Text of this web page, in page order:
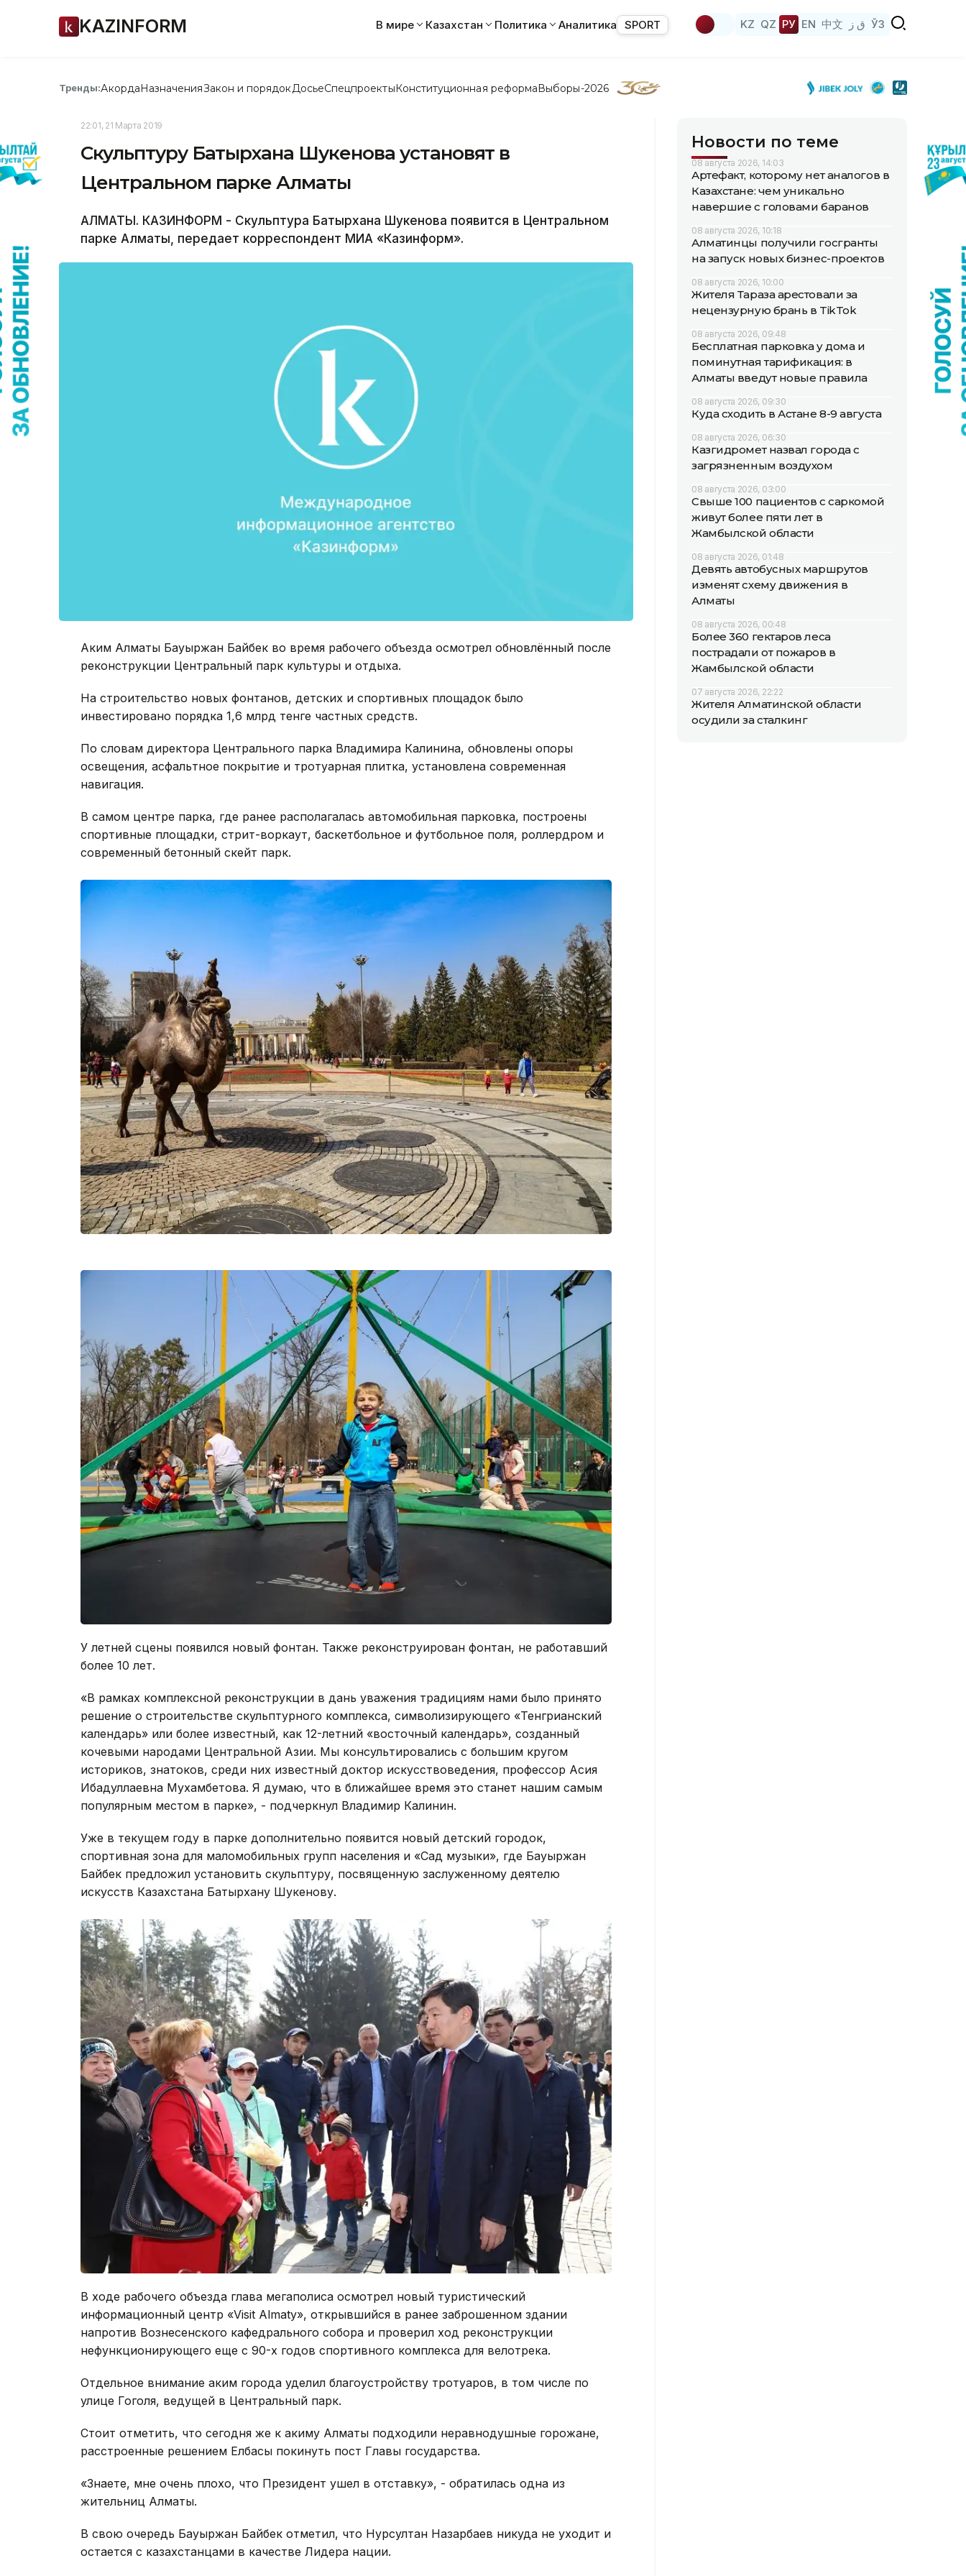
KAZINFORM В мире Казахстан Политика Аналитика SPORT KZ QZ РУ EN 中文 ق ز ЎЗ
Тренды:АкордаНазначенияЗакон и порядок ДосьеСпецпроектыКонституционная реформаВыборы-2026
22:01, 21 Марта 2019
Скульптуру Батырхана Шукенова установят в
Центральном парке Алматы
АЛМАТЫ. КАЗИНФОРМ - Скульптура Батырхана Шукенова появится в Центральном
парке Алматы, передает корреспондент МИА «Казинформ».
Аким Алматы Бауыржан Байбек во время рабочего объезда осмотрел обновлённый после
реконструкции Центральный парк культуры и отдыха.
На строительство новых фонтанов, детских и спортивных площадок было
инвестировано порядка 1,6 млрд тенге частных средств.
По словам директора Центрального парка Владимира Калинина, обновлены опоры
освещения, асфальтное покрытие и тротуарная плитка, установлена современная
навигация.
В самом центре парка, где ранее располагалась автомобильная парковка, построены
спортивные площадки, стрит-воркаут, баскетбольное и футбольное поля, роллердром и
современный бетонный скейт парк.
У летней сцены появился новый фонтан. Также реконструирован фонтан, не работавший
более 10 лет.
«В рамках комплексной реконструкции в дань уважения традициям нами было принято
решение о строительстве скульптурного комплекса, символизирующего «Тенгрианский
календарь» или более известный, как 12-летний «восточный календарь», созданный
кочевыми народами Центральной Азии. Мы консультировались с большим кругом
историков, знатоков, среди них известный доктор искусствоведения, профессор Асия
Ибадуллаевна Мухамбетова. Я думаю, что в ближайшее время это станет нашим самым
популярным местом в парке», - подчеркнул Владимир Калинин.
Уже в текущем году в парке дополнительно появится новый детский городок,
спортивная зона для маломобильных групп населения и «Сад музыки», где Бауыржан
Байбек предложил установить скульптуру, посвященную заслуженному деятелю
искусств Казахстана Батырхану Шукенову.
В ходе рабочего объезда глава мегаполиса осмотрел новый туристический
информационный центр «Visit Almaty», открывшийся в ранее заброшенном здании
напротив Вознесенского кафедрального собора и проверил ход реконструкции
нефункционирующего еще с 90-х годов спортивного комплекса для велотрека.
Отдельное внимание аким города уделил благоустройству тротуаров, в том числе по
улице Гоголя, ведущей в Центральный парк.
Стоит отметить, что сегодня же к акиму Алматы подходили неравнодушные горожане,
расстроенные решением Елбасы покинуть пост Главы государства.
«Знаете, мне очень плохо, что Президент ушел в отставку», - обратилась одна из
жительниц Алматы.
В свою очередь Бауыржан Байбек отметил, что Нурсултан Назарбаев никуда не уходит и
остается с казахстанцами в качестве Лидера нации.
Новости по теме
08 августа 2026, 14:03
Артефакт, которому нет аналогов в
Казахстане: чем уникально
навершие с головами баранов
08 августа 2026, 10:18
Алматинцы получили госгранты
на запуск новых бизнес-проектов
08 августа 2026, 10:00
Жителя Тараза арестовали за
нецензурную брань в TikTok
08 августа 2026, 09:48
Бесплатная парковка у дома и
поминутная тарификация: в
Алматы введут новые правила
08 августа 2026, 09:30
Куда сходить в Астане 8-9 августа
08 августа 2026, 06:30
Казгидромет назвал города с
загрязненным воздухом
08 августа 2026, 03:00
Свыше 100 пациентов с саркомой
живут более пяти лет в
Жамбылской области
08 августа 2026, 01:48
Девять автобусных маршрутов
изменят схему движения в
Алматы
08 августа 2026, 00:48
Более 360 гектаров леса
пострадали от пожаров в
Жамбылской области
07 августа 2026, 22:22
Жителя Алматинской области
осудили за сталкинг